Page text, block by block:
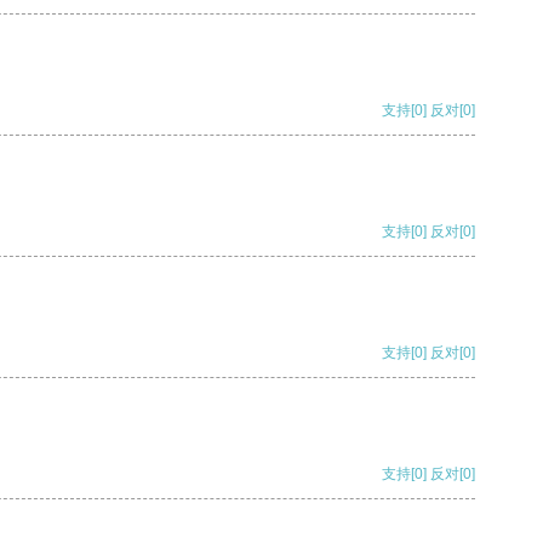
支持[0] 反对[0]
支持[0] 反对[0]
支持[0] 反对[0]
支持[0] 反对[0]